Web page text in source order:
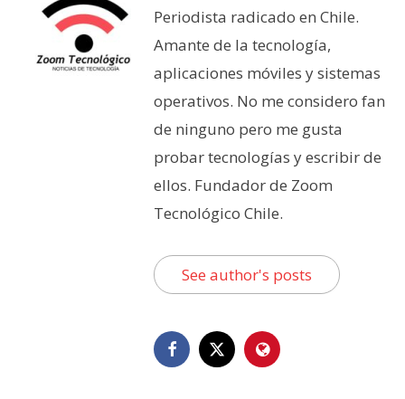
Periodista radicado en Chile.
Amante de la tecnología,
aplicaciones móviles y sistemas
operativos. No me considero fan
de ninguno pero me gusta
probar tecnologías y escribir de
ellos. Fundador de Zoom
Tecnológico Chile.
See author's posts